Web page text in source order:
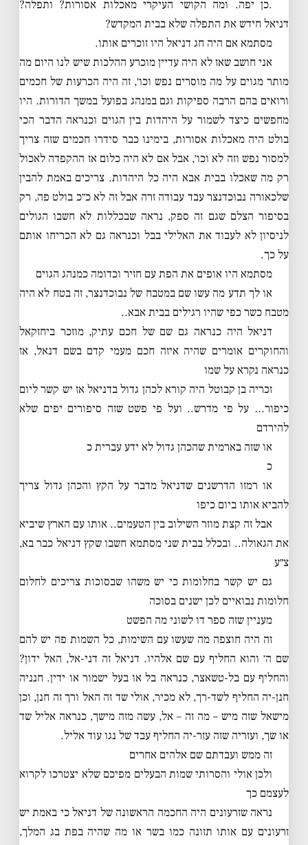
.כן יפה. ומה הקושי העיקרי מאכלות אסורות? ותפלה?
דניאל חידש את התפלה שלא בבית המקדש?
מסתמא אם היה חג דניאל היו זוכרים אותו.
אני חושב שאז לא היה עדיין מוכרע ההלכות שיש לנו היום מה
מותר מגוים על מה מוסרים נפש וכו׳, זה היה הכרעות של חכמים
ורואים בהם הרבה ספיקות וגם במנהג בפועל במשך הדורות. היו
מחפשים כיצד לשמור על היהדות בין הגוים וכנראה הדבר הכי
בולט היה מאכלות אסורות, בימינו כבר סידרו חכמים שזה צריך
למסור נפש וזה לא וכו׳, אבל אם לא היה כלום אז ההקפדה לאכול
רק מה שאכלו בבית אבא היה כל היהדות. צריכים באמת להבין
שלכאורה נבוכדנצר עבד עבודה זרה אבל זה לא כ״כ בולט פה, רק
בסיפור הצלם שגם זה ספק, נראה שבכללות לא חשבו הגולים
לניסיון לא לעבוד את האלילי בבל וכנראה גם לא הכריחו אותם
על כך.
מסתמא היו אופים את הפת עם חזיר וכדומה כמנהג הגוים
או לך תדע מה עשו שם במטבח של נבוכדנצר, זה בטח לא היה
מטבח כשר כפי שהיו רגילים בבית אבא..
דניאל היה כנראה גם שם של חכם עתיק, מוזכר ביחזקאל
והחוקרים אומרים שהיה איזה חכם מעמי קדם בשם דנאל, אז
כנראה נקרא על שמו
זכריה בן קבוטל היה קורא לכהן גדול בדניאל אז יש קשר ליום
כיפור… על פי מדרש.. ועל פי פשט שזה סיפורים יפים שלא
להירדם
או שזה בארמית שהכהן גדול לא ידע עברית כ
כ
או רמזו הדרשנים שדניאל מדבר על הקץ והכהן גדול צריך
להביא אותו ביום כיפו
אבל זה קצת מוזר השילוב בין הטעמים.. אותו עם הארץ שיביא
את הגאולה.. ובכלל בבית שני מסתמא חשבו שקץ דניאל כבר בא,
צ״ע
גם יש קשר בחלומות כי יש משהו שבסוכות צריכים לחלום
חלומות נבואיים לכן ישנים בסוכה
מעניין שזה ספר דו לשוני מה הפשט
זה היה חוצפה מה שעשו עם השימות, כל השמות פה יש להם
שם ה׳ והוא החליף עם שם אלהיו. דניאל זה דני-אל, האל ידון?
והחליף עם בל-טשאצר, כנראה בל או בעל ישמור או ידין. חנניה
חנן-יה החליף לשד-רך, לא מכיר, אולי שד זה האל ורך זה חנן, וכן
מישאל שזה מיש – מה זה – אל, עשה מזה מישך, כנראה אליל שד
או שך, ועזריה שזה עזר-יה החליף עבד של נגו עוד אליל.
זה ממש ועבדתם שם אלהים אחרים
ולכן אולי והסרותי שמות הבעלים מפיכם שלא יצטרכו לקרוא
לעצמם כך
נראה שזרעונים היה החכמה הראשונה של דניאל כי באמת יש
זרעונים עם אותו תזונה כמו בשר או מה שהיה בפת בג המלך,